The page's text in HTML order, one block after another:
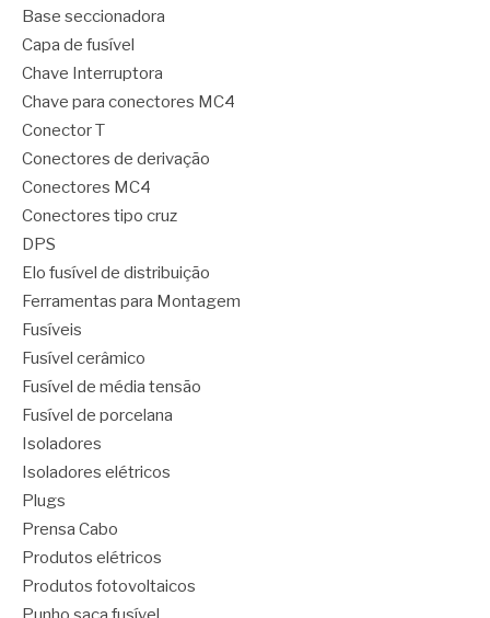
Base seccionadora
Capa de fusível
Chave Interruptora
Chave para conectores MC4
Conector T
Conectores de derivação
Conectores MC4
Conectores tipo cruz
DPS
Elo fusível de distribuição
Ferramentas para Montagem
Fusíveis
Fusível cerâmico
Fusível de média tensão
Fusível de porcelana
Isoladores
Isoladores elétricos
Plugs
Prensa Cabo
Produtos elétricos
Produtos fotovoltaicos